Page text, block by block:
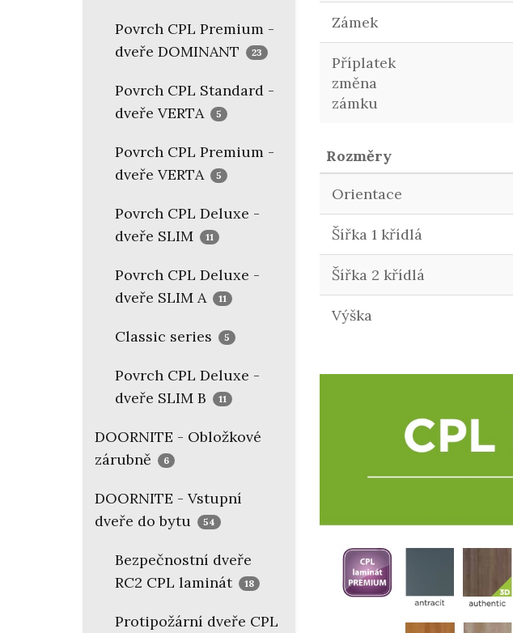
Povrch CPL Premium -
dveře DOMINANT
23
Povrch CPL Standard -
dveře VERTA
5
Povrch CPL Premium -
dveře VERTA
5
Povrch CPL Deluxe -
dveře SLIM
11
Povrch CPL Deluxe -
dveře SLIM A
11
Classic series 5
Povrch CPL Deluxe -
dveře SLIM B
11
DOORNITE - Obložkové
zárubně
6
DOORNITE - Vstupní
dveře do bytu
54
Bezpečnostní dveře
RC2 CPL laminát
18
Protipožární dveře CPL
Zámek
Příplatek
změna
zámku
Rozměry
Orientace
Šířka 1 křídlá
Šířka 2 křídlá
Výška